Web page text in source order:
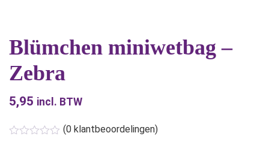
Onze merken
Hoe begin ik?
Blümchen miniwetbag –
Zebra
5,95 incl. BTW
(0 klantbeoordelingen)